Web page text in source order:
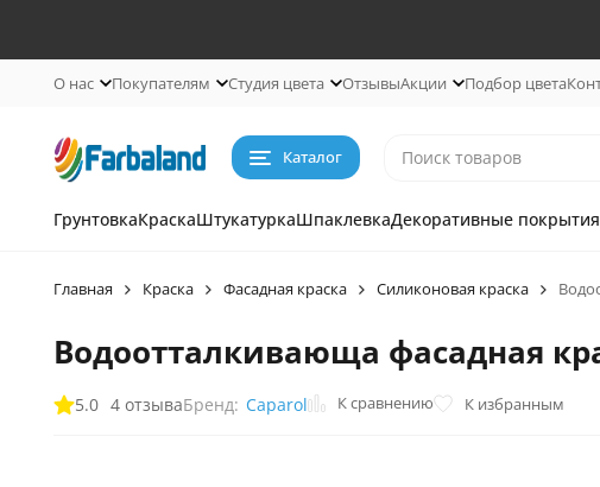
О нас Покупателям Студия цвета ОтзывыАкции Подбор цвета
Каталог
ГрунтовкаКраскаШтукатуркаШпаклевкаДекоративные покрытия
Главная Краска Фасадная краска Силиконовая краска
Водоотталкивающа фасадная
5.0 4 отзываБренд: Caparol К сравнению К избранным